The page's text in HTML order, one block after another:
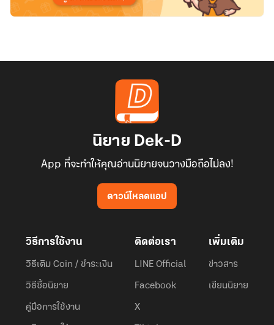
นิยาย Dek-D
App ที่จะทำให้คุณอ่านนิยายจนวางมือถือไม่ลง!
ดาวน์โหลดแอป
วิธีการใช้งาน
วิธีเติม Coin / ชำระเงิน
วิธีซื้อนิยาย
คู่มือการใช้งาน
ติดต่อเรา
LINE Official
Facebook
X
เพิ่มเติม
ข่าวสาร
เขียนนิยาย